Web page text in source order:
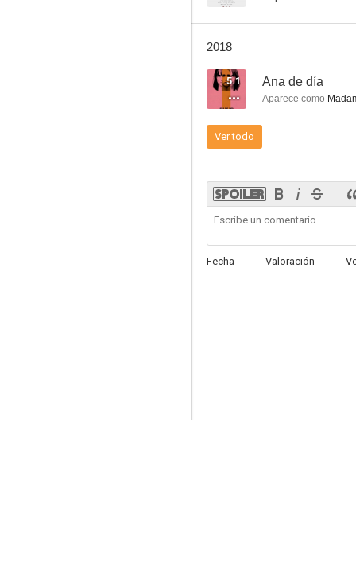
6.1
6.0
2018
5.1 Ana de día
Aparece como
Ver todo
Fecha Valoración